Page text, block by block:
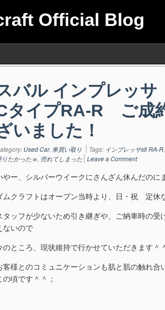
Official Blog
バル インプレッ
タイプRA-R ご成
いました！
Used Car, 車買い取り Tags: インプレッサsti RA-R,
りたかったｗ, 売れてしまった Leave a Comment
やー、シルバーウイークにさんざん休んだのに
ムクラフトはオープン当時より、日・祝 定休
タッフが少ないため引き継ぎや、ご納車時の受
ないので
のところ、現状維持で行かせていただきます＾
客様とのコミュニケーションも肌と肌の触れ合
の頃です＾＾；